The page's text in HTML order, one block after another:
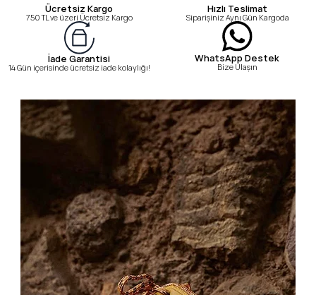
Ücretsiz Kargo
750 TL ve üzeri Ücretsiz Kargo
Hızlı Teslimat
Siparişiniz Aynı Gün Kargoda
İade Garantisi
14 Gün içerisinde ücretsiz iade kolaylığı!
WhatsApp Destek
Bize Ulaşın